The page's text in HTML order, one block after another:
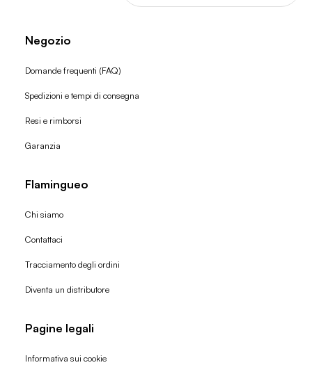
Negozio
Domande frequenti (FAQ)
Spedizioni e tempi di consegna
Resi e rimborsi
Garanzia
Flamingueo
Chi siamo
Contattaci
Tracciamento degli ordini
Diventa un distributore
Pagine legali
Informativa sui cookie